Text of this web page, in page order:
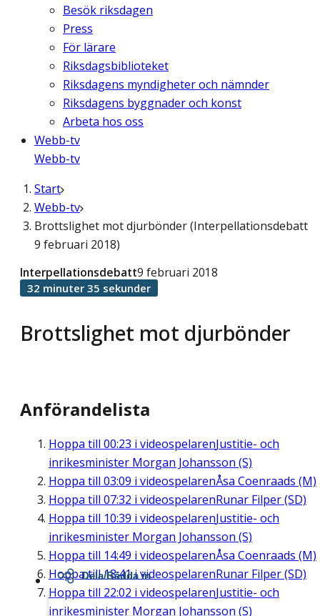
Besök riksdagen
Press
För lärare
Riksdagsbiblioteket
Riksdagens myndigheter och nämnder
Riksdagens byggnader och konst
Arbeta hos oss
Webb-tv
Webb-tv
Start
Webb-tv
Brottslighet mot djurbönder (Interpellationsdebatt
9 februari 2018)
Brottslighet mot djurbönder
Interpellationsdebatt9 februari 2018
32 minuter 35 sekunder
Anförandelista
Hoppa till 00:23 i videospelarenJustitie- och
inrikesminister Morgan Johansson (S)
Hoppa till 03:09 i videospelarenÅsa Coenraads (M)
Hoppa till 07:32 i videospelarenRunar Filper (SD)
Hoppa till 10:39 i videospelarenJustitie- och
inrikesminister Morgan Johansson (S)
Hoppa till 14:49 i videospelarenÅsa Coenraads (M)
Hoppa till18:41i videospelarenRunar Filper (SD)
Hoppa till 22:02 i videospelarenJustitie- och
inrikesminister Morgan Johansson (S)
Dela/Bädda in